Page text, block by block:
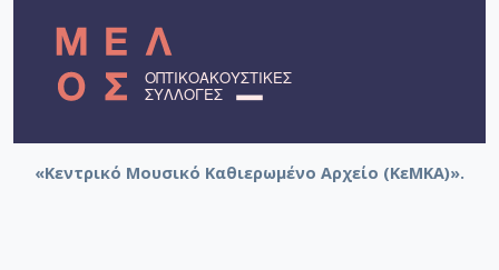
«Κεντρικό Μουσικό Καθιερωμένο Αρχείο (ΚεΜΚΑ)».